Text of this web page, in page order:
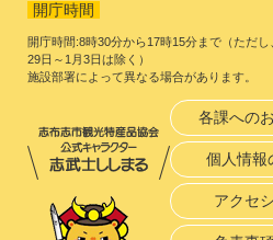
開庁時間
開庁時間:8時30分から17時15分まで（ただ
29日～1月3日は除く）
施設部署によって異なる場合があります。
各課への
個人情報
アクセ